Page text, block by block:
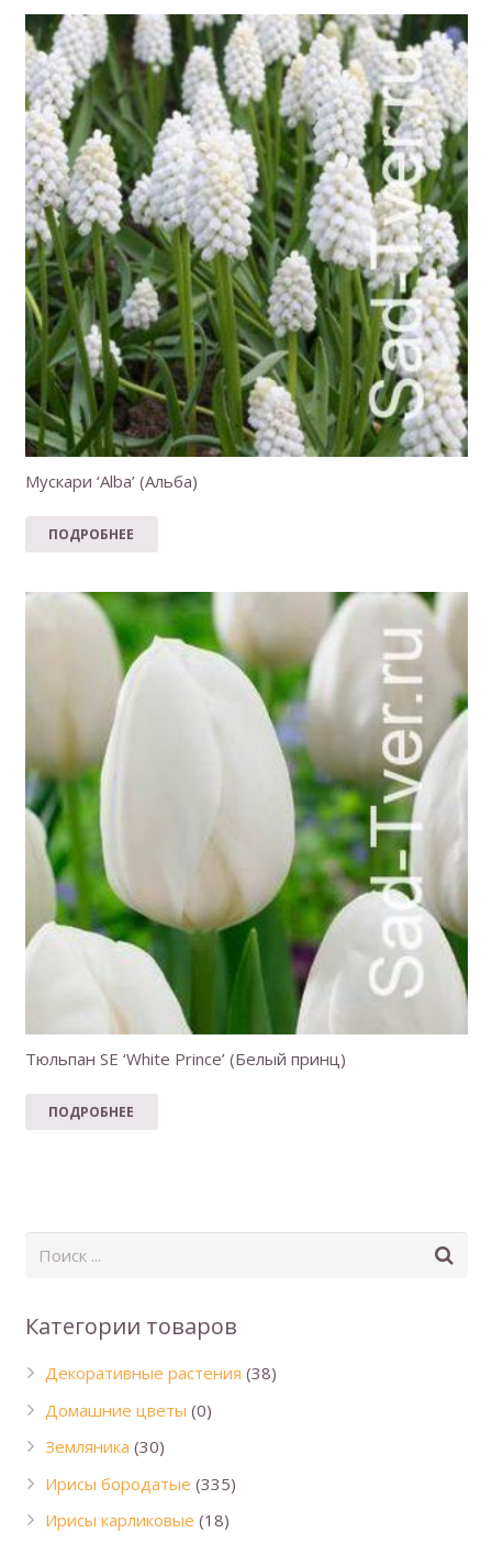
Мускари ‘Alba’ (Альба)
ПОДРОБНЕЕ
Тюльпан SE ‘White Prince’ (Белый принц)
ПОДРОБНЕЕ
Категории товаров
Декоративные растения (38)
Домашние цветы (0)
Земляника (30)
Ирисы бородатые (335)
Ирисы карликовые (18)